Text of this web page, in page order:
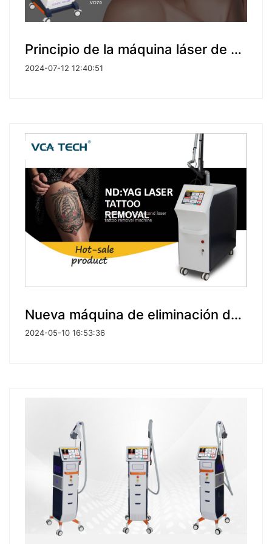
Principio de la máquina láser de diodo de titanio con triple longitud de onda de hielo
2024-07-12 12:40:51
Nueva máquina de eliminación de tatuajes con láser Q-Switch de picosegundos
2024-05-10 16:53:36